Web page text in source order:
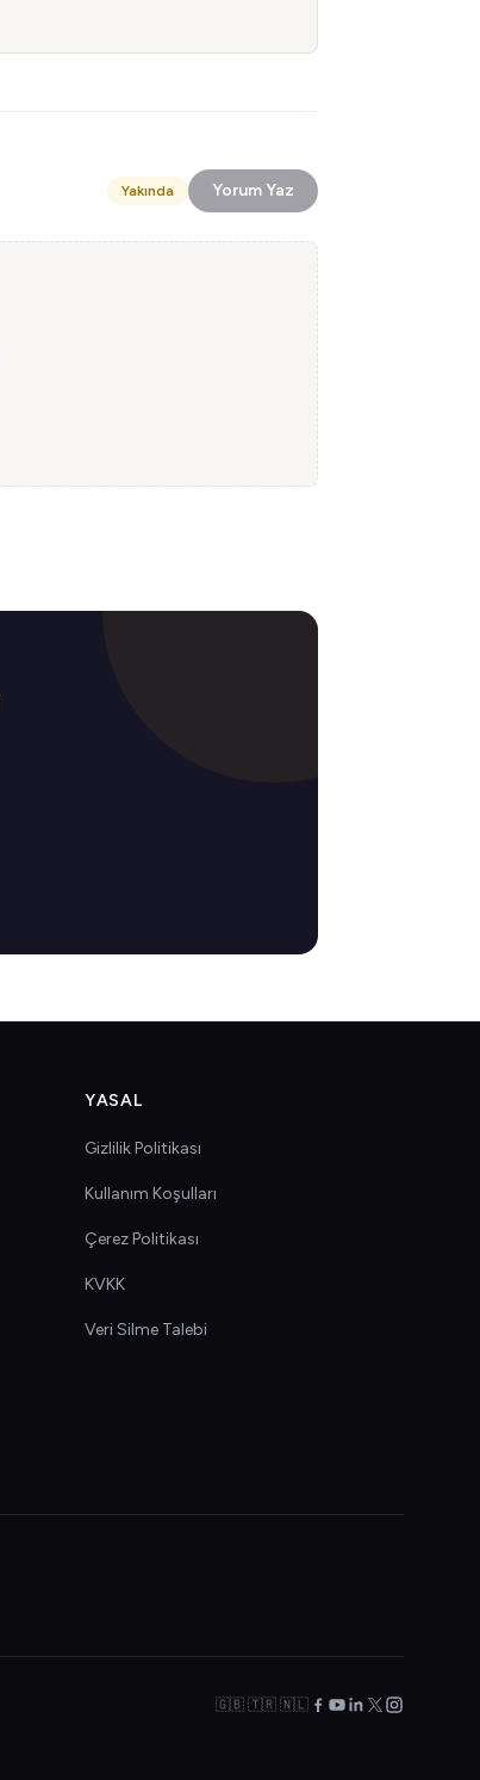
Yakında Yorum Yaz
YASAL
Gizlilik Politikası
Kullanım Koşulları
Çerez Politikası
KVKK
Veri Silme Talebi
🇬🇧 🇹🇷 🇳🇱